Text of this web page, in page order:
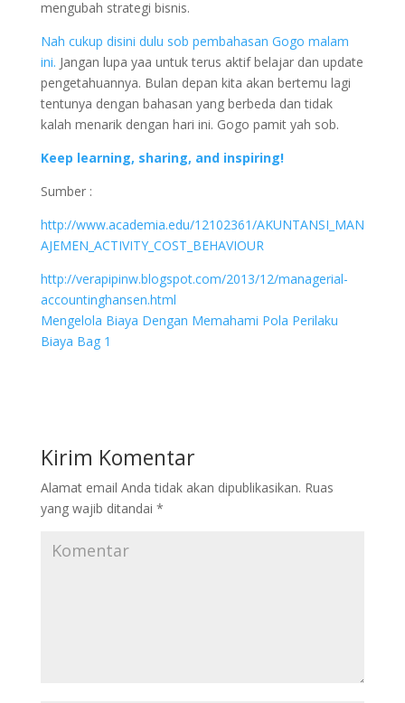
mengubah strategi bisnis.
Nah cukup disini dulu sob pembahasan Gogo malam
ini. Jangan lupa yaa untuk terus aktif belajar dan update
pengetahuannya. Bulan depan kita akan bertemu lagi
tentunya dengan bahasan yang berbeda dan tidak
kalah menarik dengan hari ini. Gogo pamit yah sob.
Keep learning, sharing, and inspiring!
Sumber :
http://www.academia.edu/12102361/AKUNTANSI_MAN
AJEMEN_ACTIVITY_COST_BEHAVIOUR
http://verapipinw.blogspot.com/2013/12/managerial-
accountinghansen.html
Mengelola Biaya Dengan Memahami Pola Perilaku
Biaya Bag 1
Kirim Komentar
Alamat email Anda tidak akan dipublikasikan. Ruas
yang wajib ditandai *